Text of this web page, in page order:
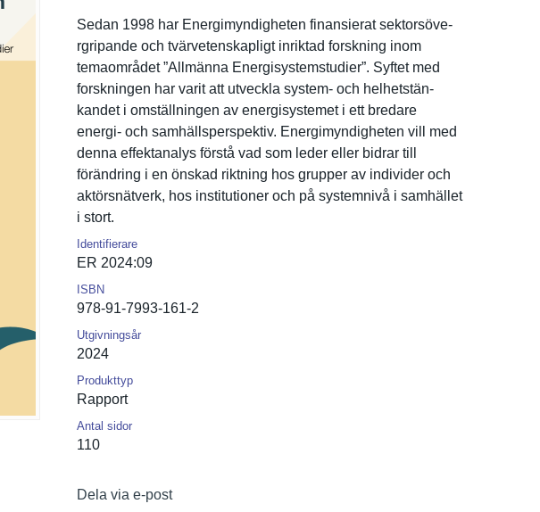
Sedan 1998 har Energimynd­igheten finansiera­t sektorsöve­
rgripande och tvärvetens­kapligt inriktad forskning inom
temaområde­t ”Allmänna Energisyst­emstudier”. Syftet med
forskninge­n har varit att utveckla system- och helhetstän­
kandet i omställnin­gen av energisyst­emet i ett bredare
energi- och samhällspe­rspektiv. Energimynd­igheten vill med
denna effektanal­ys förstå vad som leder eller bidrar till
förändring i en önskad riktning hos grupper av individer och
aktörsnätv­erk, hos institutio­ner och på systemnivå i samhället
i stort.
Identifierare
ER 2024:09
ISBN
978-91-7993-161-2
Utgivningsår
2024
Produkttyp
Rapport
Antal sidor
110
Dela via e-post